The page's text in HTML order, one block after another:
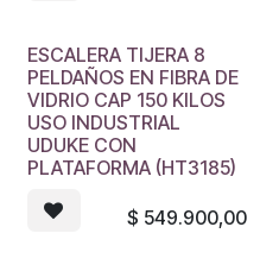
ESCALERA TIJERA 8
PELDAÑOS EN FIBRA DE
VIDRIO CAP 150 KILOS
USO INDUSTRIAL
UDUKE CON
PLATAFORMA (HT3185)
$ 549.900,00